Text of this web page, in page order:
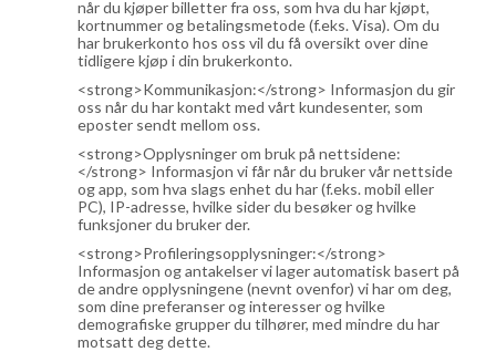
når du kjøper billetter fra oss, som hva du har kjøpt,
kortnummer og betalingsmetode (f.eks. Visa). Om du
har brukerkonto hos oss vil du få oversikt over dine
tidligere kjøp i din brukerkonto.
<strong>Kommunikasjon:</strong> Informasjon du gir
oss når du har kontakt med vårt kundesenter, som
eposter sendt mellom oss.
<strong>Opplysninger om bruk på nettsidene:
</strong> Informasjon vi får når du bruker vår nettside
og app, som hva slags enhet du har (f.eks. mobil eller
PC), IP-adresse, hvilke sider du besøker og hvilke
funksjoner du bruker der.
<strong>Profileringsopplysninger:</strong>
Informasjon og antakelser vi lager automatisk basert på
de andre opplysningene (nevnt ovenfor) vi har om deg,
som dine preferanser og interesser og hvilke
demografiske grupper du tilhører, med mindre du har
motsatt deg dette.